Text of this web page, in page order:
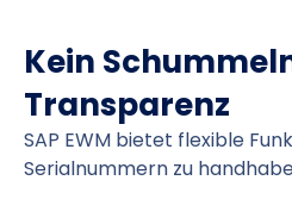
Kein
Transparenz
SAP EWM bietet flexible
Serialnummern zu